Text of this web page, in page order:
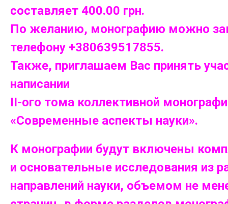
составляет 400.00 грн.
По желанию, монографию можно
телефону +380639517855.
Также, приглашаем Вас принять
написании
ІІ-ого тома коллективной
«Современные аспекты науки».
К монографии будут включены
и основательные исследования из
направлений науки, объемом не